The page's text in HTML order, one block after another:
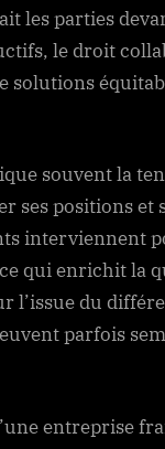
les parties
le droit
solutions
souvent la
ses positions
interviennent
qui enrichit la
l’issue du
parfois
entreprise